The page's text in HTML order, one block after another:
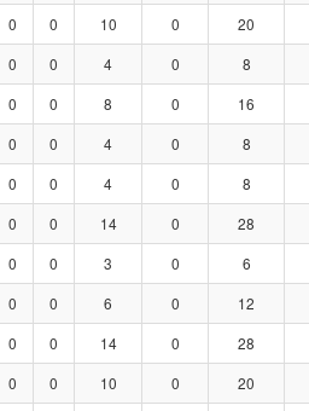
0 0 10 0 20
0 0 4 0 8
0 0 8 0 16
0 0 4 0 8
0 0 4 0 8
0 0 14 0 28
0 0 3 0 6
0 0 6 0 12
0 0 14 0 28
0 0 10 0 20